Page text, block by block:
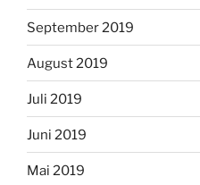
September 2019
August 2019
Juli 2019
Juni 2019
Mai 2019